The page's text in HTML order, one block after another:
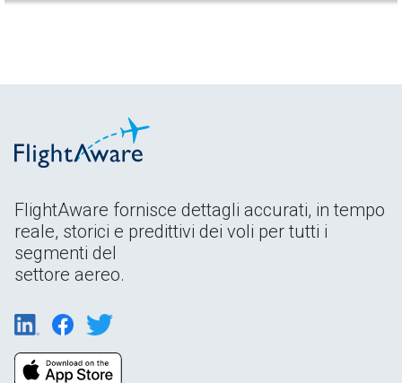
FlightAware fornisce dettagli accurati, in tempo
reale, storici e predittivi dei voli per tutti i
segmenti del
settore aereo.